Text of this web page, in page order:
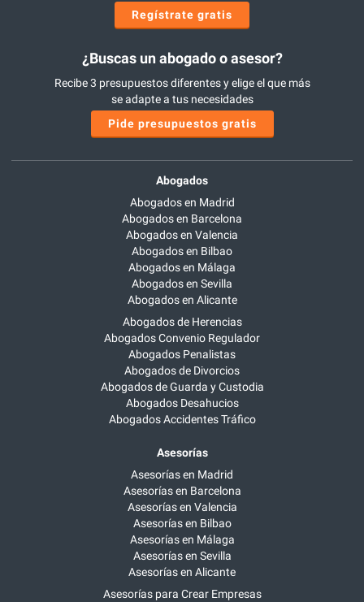
Regístrate gratis
¿Buscas un abogado o asesor?
Recibe 3 presupuestos diferentes y elige el que más
se adapte a tus necesidades
Pide presupuestos gratis
Abogados
Abogados en Madrid
Abogados en Barcelona
Abogados en Valencia
Abogados en Bilbao
Abogados en Málaga
Abogados en Sevilla
Abogados en Alicante
Abogados de Herencias
Abogados Convenio Regulador
Abogados Penalistas
Abogados de Divorcios
Abogados de Guarda y Custodia
Abogados Desahucios
Abogados Accidentes Tráfico
Asesorías
Asesorías en Madrid
Asesorías en Barcelona
Asesorías en Valencia
Asesorías en Bilbao
Asesorías en Málaga
Asesorías en Sevilla
Asesorías en Alicante
Asesorías para Crear Empresas